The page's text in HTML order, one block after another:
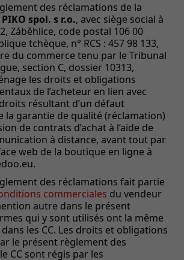
des réclamations de la
PIKO spol. s r.o., avec siège social à
Záběhlice, code postal 106 00
tchèque, n° RCS : 457 98 133,
du commerce tenu par le Tribunal
section C, dossier 10313,
les droits et obligations
de l’acheteur en lien avec
résultant d’un défaut
la garantie de qualité (réclamation)
de contrats d’achat à l’aide de
à distance, avant tout par
web de la boutique en ligne à
des réclamations fait partie
commerciales du vendeur
autre dans le présent
qui y sont utilisés ont la même
les CC. Les droits et obligations
le présent règlement des
CC sont régis par les